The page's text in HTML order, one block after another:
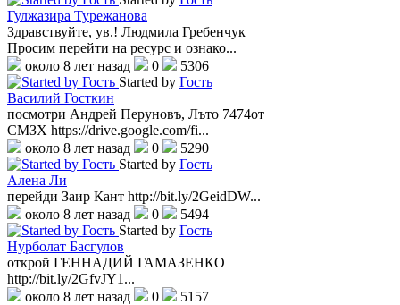
Гулжазира Турежанова
Здравствуйте, ув.! Людмила Гребенчук
Просим перейти на ресурс и ознако...
около 8 лет назад
0
5306
Started by Гость
Василий Госткин
посмотри Андрей Перуновъ, Лъто 7474от
СМЗХ https://drive.google.com/fi...
около 8 лет назад
0
5290
Started by Гость
Алена Ли
перейди Заир Кант http://bit.ly/2GeidDW...
около 8 лет назад
0
5494
Started by Гость
Нурболат Басгулов
открой ГЕННАДИЙ ГАМАЗЕНКО
http://bit.ly/2GfvJY1...
около 8 лет назад
0 5157